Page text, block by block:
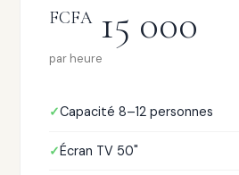
FCFA15 000
par heure
Capacité 8–12 personnes
Écran TV 50"